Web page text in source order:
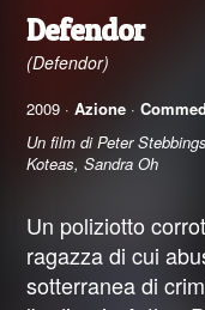
Defendor
(Defendor)
2009 · Azione ·
Un film di Peter
Koteas, Sandra Oh
Un poliziotto
ragazza di cui
sotterranea di